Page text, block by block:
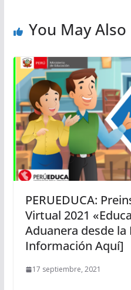
You May Also
PERUEDUCA:
Virtual 2021
Aduanera desde la
Información Aquí]
17 septiembre, 2021